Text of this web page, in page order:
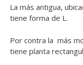
La más antigua,
tiene forma de L.
Por contra la más
tiene planta